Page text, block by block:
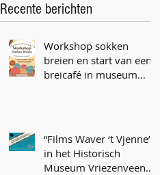
Recente berichten
Workshop sokken
breien en start van een
breicafé in museum
“Films Waver ‘t Vjenne”
in het Historisch
Museum Vriezenveen